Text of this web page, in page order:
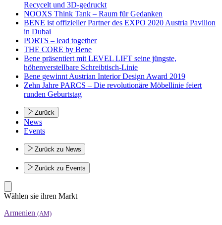
Recycelt und 3D-gedruckt
NOOXS Think Tank – Raum für Gedanken
BENE ist offizieller Partner des EXPO 2020 Austria Pavilion
in Dubai
PORTS – lead together
THE CORE by Bene
Bene präsentiert mit LEVEL LIFT seine jüngste,
höhenverstellbare Schreibtisch-Linie
Bene gewinnt Austrian Interior Design Award 2019
Zehn Jahre PARCS – Die revolutionäre Möbellinie feiert
runden Geburtstag
Zurück
News
Events
Zurück zu News
Zurück zu Events
Wählen sie ihren Markt
Armenien (AM)